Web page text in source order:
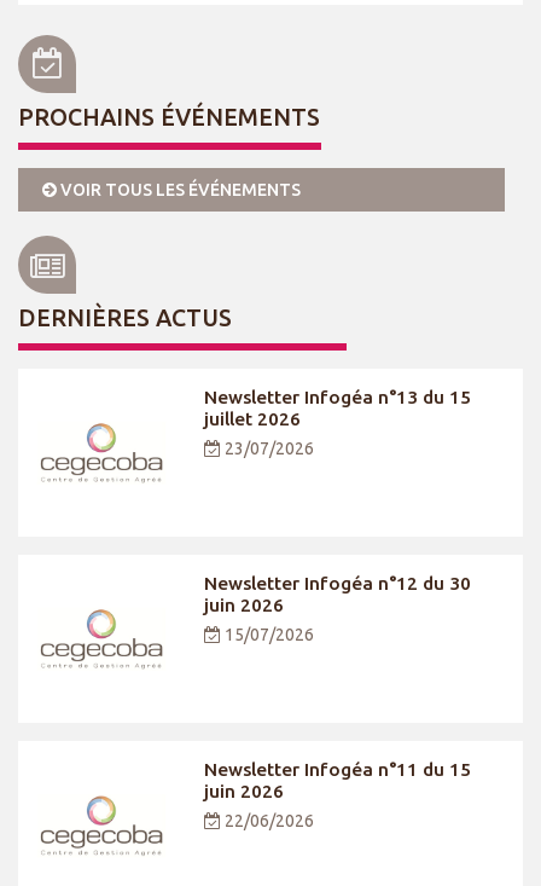
PROCHAINS ÉVÉNEMENTS
VOIR TOUS LES ÉVÉNEMENTS
DERNIÈRES ACTUS
Newsletter Infogéa n°13 du 15
juillet 2026
23/07/2026
Newsletter Infogéa n°12 du 30
juin 2026
15/07/2026
Newsletter Infogéa n°11 du 15
juin 2026
22/06/2026